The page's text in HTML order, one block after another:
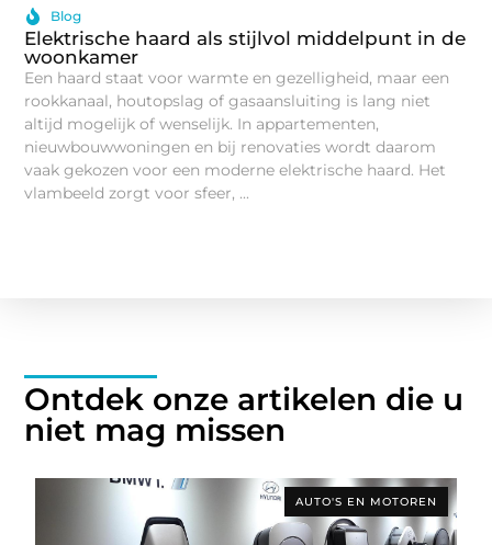
Blog
Elektrische haard als stijlvol middelpunt in de
woonkamer
Een haard staat voor warmte en gezelligheid, maar een
rookkanaal, houtopslag of gasaansluiting is lang niet
altijd mogelijk of wenselijk. In appartementen,
nieuwbouwwoningen en bij renovaties wordt daarom
vaak gekozen voor een moderne elektrische haard. Het
vlambeeld zorgt voor sfeer, ...
Ontdek onze artikelen die u
niet mag missen
AUTO'S EN MOTOREN